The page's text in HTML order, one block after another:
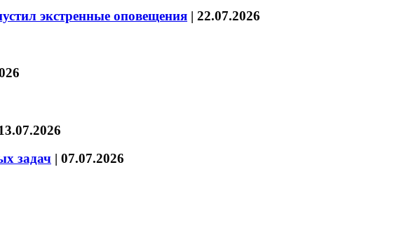
экстренные оповещения | 22.07.2026
задач | 07.07.2026